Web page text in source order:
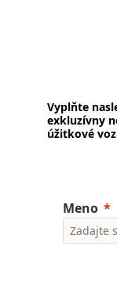
Vyplňte
exkluzívny
úžitkové
Meno